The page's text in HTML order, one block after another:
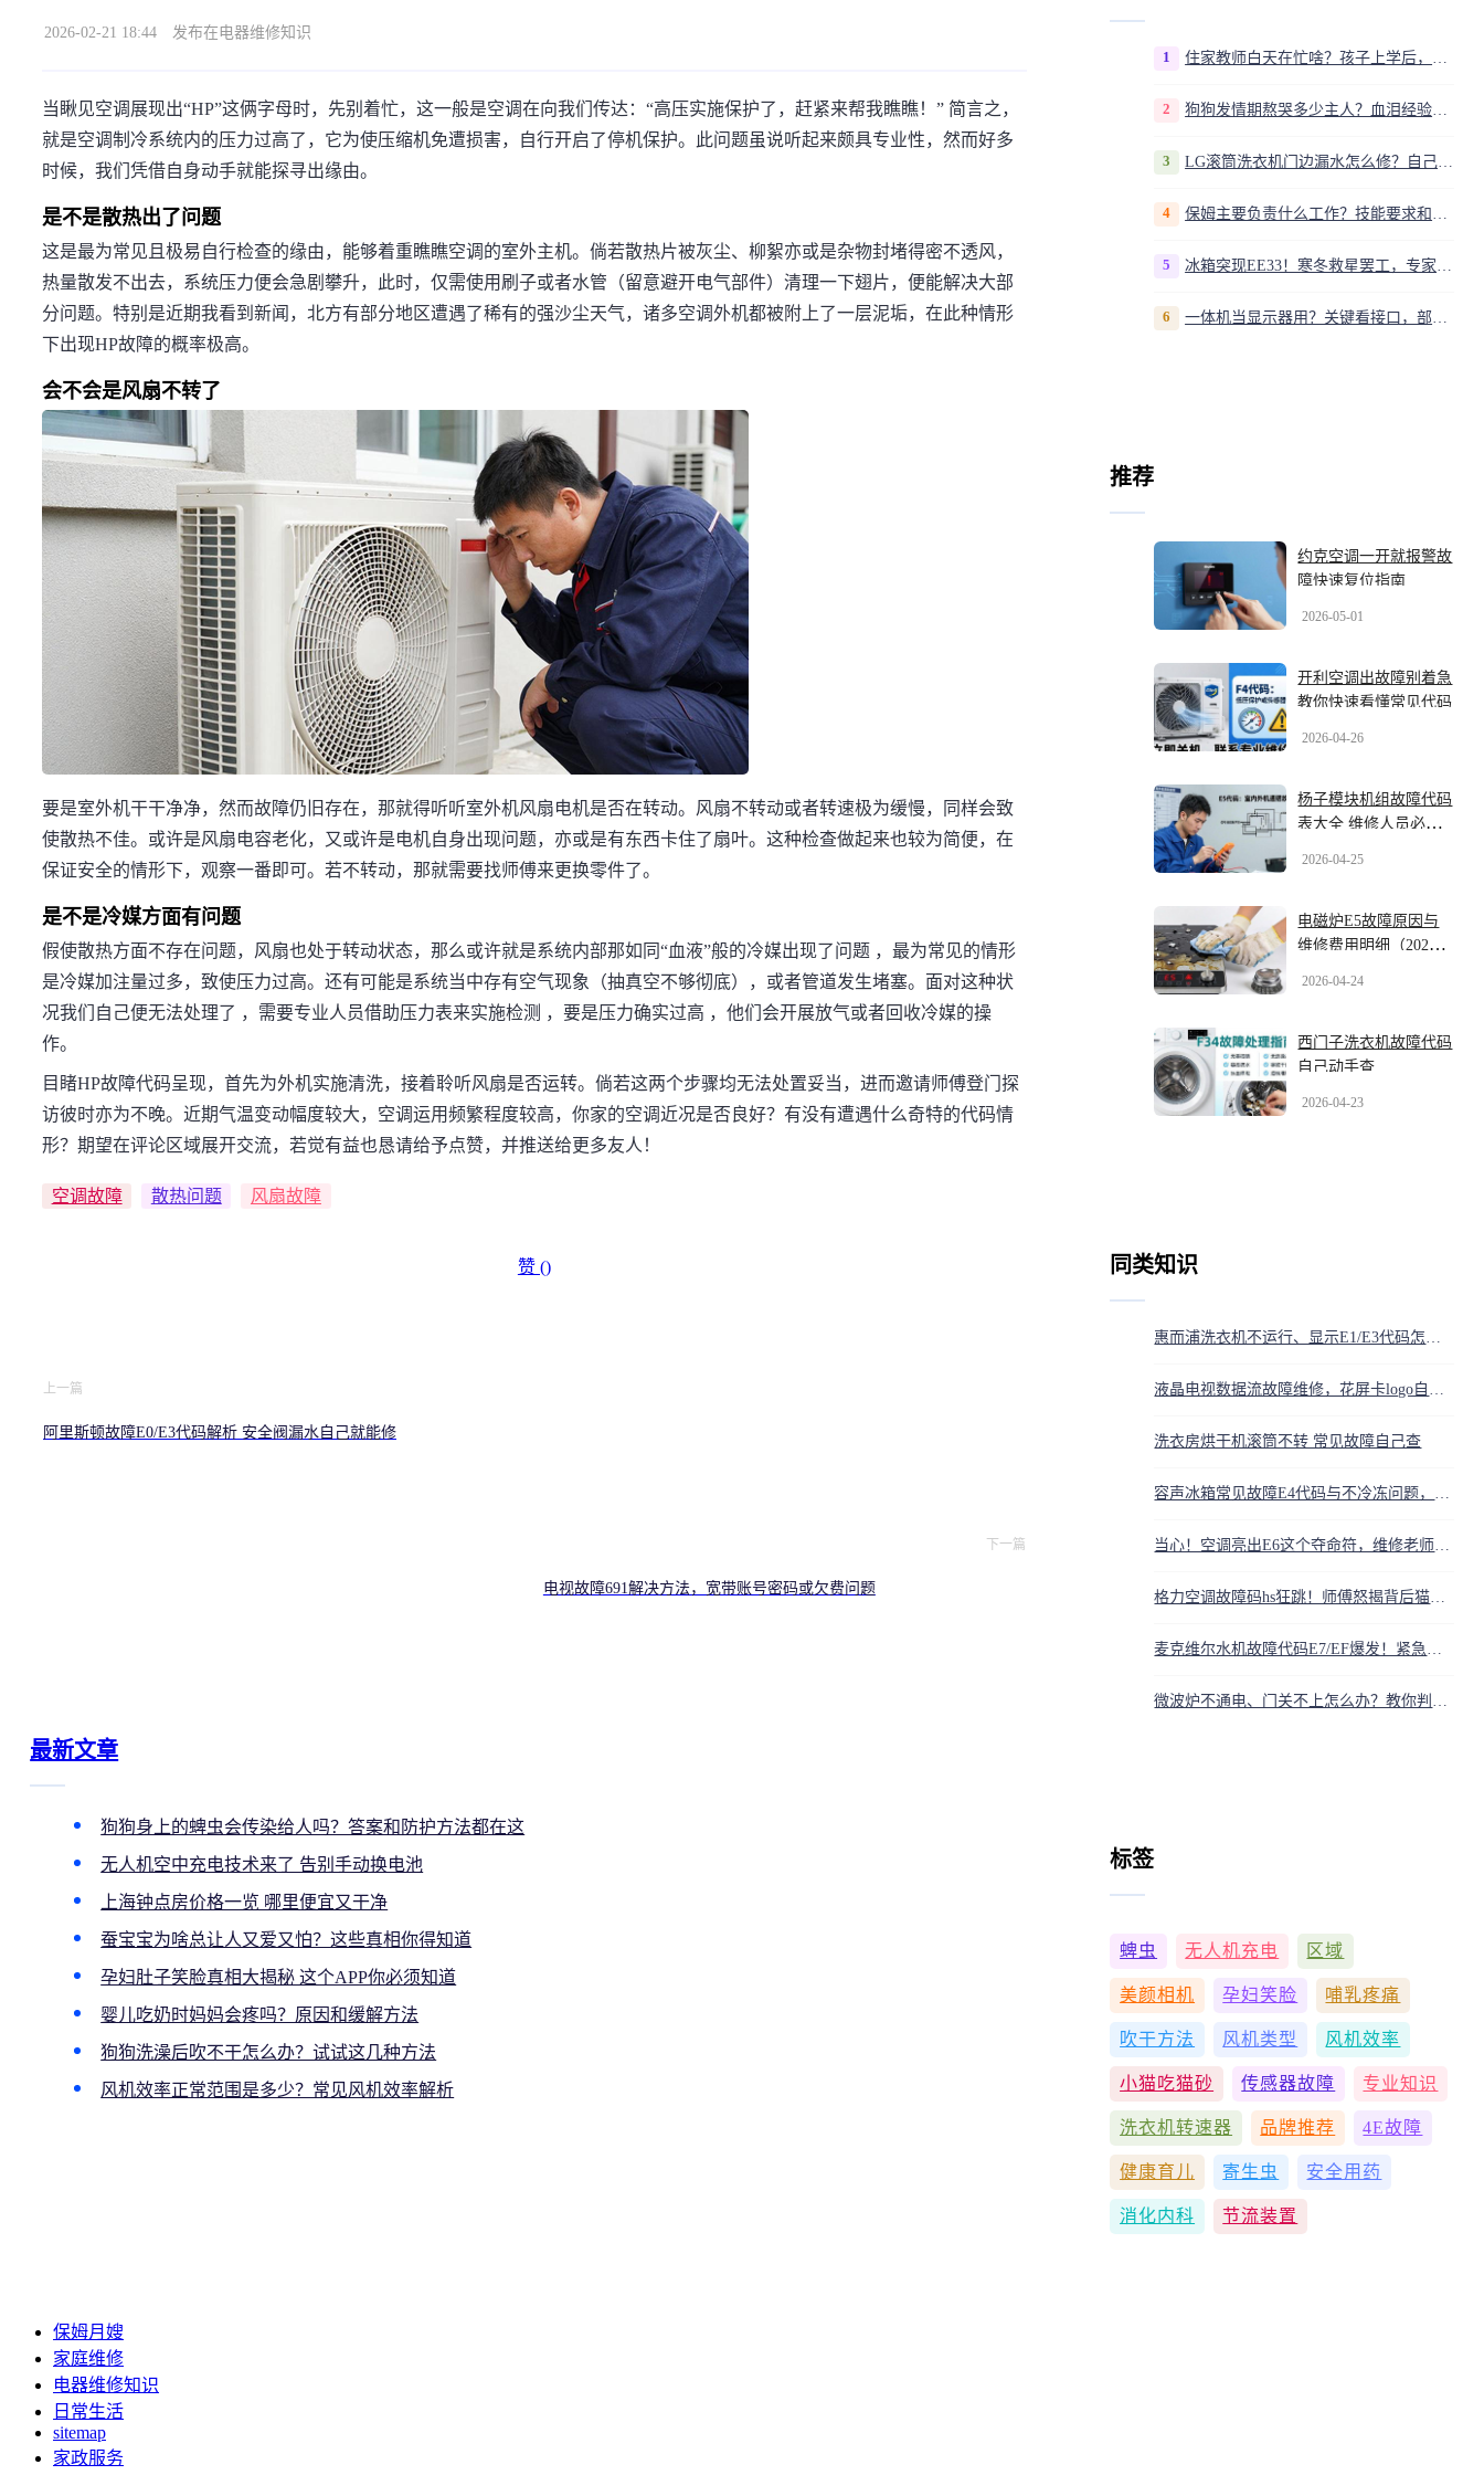
2026-02-21 18:44 发布在电器维修知识
当瞅见空调展现出“HP”这俩字母时，先别着忙，这一般是空调在向我们传达：“高压实施保护了，赶紧来帮我瞧瞧！” 简言之，
就是空调制冷系统内的压力过高了，它为使压缩机免遭损害，自行开启了停机保护。此问题虽说听起来颇具专业性，然而好多
时候，我们凭借自身动手就能探寻出缘由。
是不是散热出了问题
这是最为常见且极易自行检查的缘由，能够着重瞧瞧空调的室外主机。倘若散热片被灰尘、柳絮亦或是杂物封堵得密不透风，
热量散发不出去，系统压力便会急剧攀升，此时，仅需使用刷子或者水管（留意避开电气部件）清理一下翅片，便能解决大部
分问题。特别是近期我看到新闻，北方有部分地区遭遇了稀有的强沙尘天气，诸多空调外机都被附上了一层泥垢，在此种情形
下出现HP故障的概率极高。
会不会是风扇不转了
要是室外机干干净净，然而故障仍旧存在，那就得听听室外机风扇电机是否在转动。风扇不转动或者转速极为缓慢，同样会致
使散热不佳。或许是风扇电容老化，又或许是电机自身出现问题，亦或是有东西卡住了扇叶。这种检查做起来也较为简便，在
保证安全的情形下，观察一番即可。若不转动，那就需要找师傅来更换零件了。
是不是冷媒方面有问题
假使散热方面不存在问题，风扇也处于转动状态，那么或许就是系统内部那如同“血液”般的冷媒出现了问题 ，最为常见的情形
是冷媒加注量过多，致使压力过高。还有可能是系统当中存有空气现象（抽真空不够彻底），或者管道发生堵塞。面对这种状
况我们自己便无法处理了 ，需要专业人员借助压力表来实施检测 ，要是压力确实过高 ，他们会开展放气或者回收冷媒的操
作。
目睹HP故障代码呈现，首先为外机实施清洗，接着聆听风扇是否运转。倘若这两个步骤均无法处置妥当，进而邀请师傅登门探
访彼时亦为不晚。近期气温变动幅度较大，空调运用频繁程度较高，你家的空调近况是否良好？有没有遭遇什么奇特的代码情
形？期望在评论区域展开交流，若觉有益也恳请给予点赞，并推送给更多友人！
空调故障 散热问题 风扇故障
赞 ()
上一篇
阿里斯顿故障E0/E3代码解析 安全阀漏水自己就能修
下一篇
电视故障691解决方法，宽带账号密码或欠费问题
最新文章
狗狗身上的蜱虫会传染给人吗？答案和防护方法都在这
无人机空中充电技术来了 告别手动换电池
上海钟点房价格一览 哪里便宜又干净
蚕宝宝为啥总让人又爱又怕？这些真相你得知道
孕妇肚子笑脸真相大揭秘 这个APP你必须知道
婴儿吃奶时妈妈会疼吗？原因和缓解方法
狗狗洗澡后吹不干怎么办？试试这几种方法
风机效率正常范围是多少？常见风机效率解析
1 住家教师白天在忙啥？孩子上学后，我是家庭运营官
2 狗狗发情期熬哭多少主人？血泪经验告诉你，这20多天到底该怎么熬
3 LG滚筒洗衣机门边漏水怎么修？自己动手换密封圈教程视频
4 保姆主要负责什么工作？技能要求和职责解析
5 冰箱突现EE33！寒冬救星罢工，专家揭秘竟是无解故障？
6 一体机当显示器用？关键看接口，部分型号支持
推荐
约克空调一开就报警故
障快速复位指南
2026-05-01
开利空调出故障别着急
教你快速看懂常见代码
2026-04-26
杨子模块机组故障代码
表大全 维修人员必备
2026-04-25
电磁炉E5故障原因与
维修费用明细（2026实
2026-04-24
西门子洗衣机故障代码
自己动手查
2026-04-23
同类知识
洗衣房烘干机滚筒不转 常见故障自己查
标签
蜱虫 无人机充电 区域
美颜相机 孕妇笑脸 哺乳疼痛
吹干方法 风机类型 风机效率
小猫吃猫砂 传感器故障 专业知识
洗衣机转速器 品牌推荐 4E故障
健康育儿 寄生虫 安全用药
消化内科 节流装置
保姆月嫂
家庭维修
电器维修知识
日常生活
sitemap
家政服务